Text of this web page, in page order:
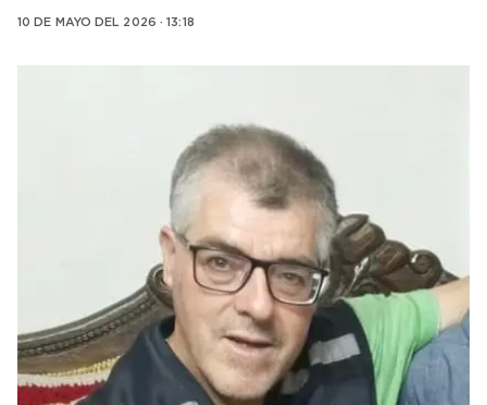
10 DE MAYO DEL 2026 · 13:18